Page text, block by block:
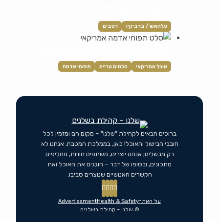
עלהאש / ברביקיו רטבים
אוכל אמריקאי סלטים טריים תפוחי אדמה
ברוכים הבאים לקהילת "שלנו" – מקום חם ומזמין לכל
חובבי הבישול והאוכל! כאן, בממלכת המטבח, אנחנו לא
רק מבשלים; אנחנו יוצרים, משתפים חוויות, מחליפים
מתכונים, ובסופו של דבר – חוגגים את האוכל ואת
הקשרים האנושיים שנוצרים סביבו.
על האתרHealth & Safety
Advertisement
© שלנו – קהילת בשלנים